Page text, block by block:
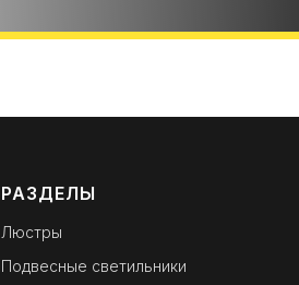
РАЗДЕЛЫ
Люстры
Подвесные светильники